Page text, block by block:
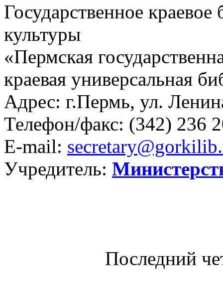
Государственное
культуры
«Пермская
краевая универсальная
Адрес: г.Пермь, ул.
Телефон/факс: (342) 236
E-mail:
Учредитель:
Последний